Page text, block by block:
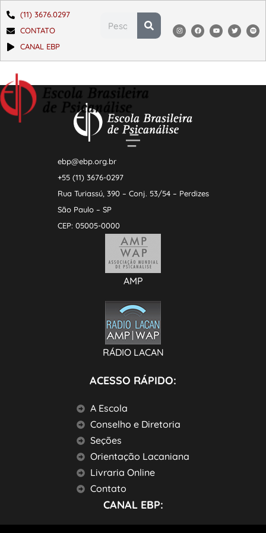
(11) 3676.0297
CONTATO
CANAL EBP
ebp@ebp.org.br
+55 (11) 3676-0297
Rua Turiassú, 390 – Conj. 53/54 – Perdizes
São Paulo – SP
CEP: 05005-0000
AMP
RÁDIO LACAN
ACESSO RÁPIDO:
A Escola
Conselho e Diretoria
Seções
Orientação Lacaniana
Livraria Online
Contato
CANAL EBP: